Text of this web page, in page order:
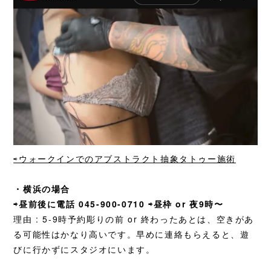
⇨ウォークインでのアブストラクト抽象タトゥー施術
・横浜の場合
⇨昼前後に電話 045-900-0710 ⇨昼枠 or 夜9時〜
理由 : 5-9時予約彫りの前 or 終わったあとは、空きがあ
る可能性はかなり高いです。早めに連絡もらえると、遊
びに行かずにスタジオにいます。